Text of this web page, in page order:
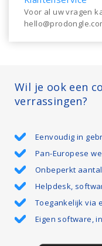
Voor al uw vragen
Wil je ook een
verrassingen?
Eenvoudig in
Pan-Europese
Onbeperkt
Helpdesk,
Toegankelijk via
Eigen software,